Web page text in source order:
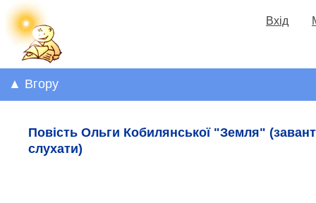
Вхід
▲ Вгору
Повість Ольги Кобилянської "Земля"
слухати)